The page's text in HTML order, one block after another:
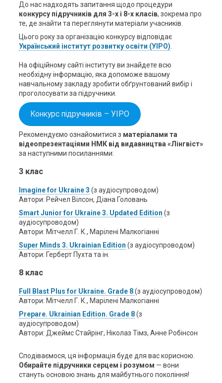
До нас надходять запитання щодо процедури
конкурсу підручників для 3-х і 8-х класів, зокрема про
те, де знайти та переглянути матеріали учасників.
Цього року за організацію конкурсу відповідає
Український інститут розвитку освіти (УІРО)
На офіційному сайті інституту ви знайдете всю
необхідну інформацію, яка допоможе вашому
навчальному закладу зробити обґрунтований вибір і
проголосувати за підручники.
Конкурс підручників – УІРО
Рекомендуємо ознайомитися з матеріалами та
відеопрезентаціями НМК від видавництва «Лінгвіст»
за наступними посиланнями:
3 клас
Imagine for Ukraine 3 (з аудіосупроводом)
Автори: Рейчел Вілсон, Діана Головань
Smart Junior for Ukraine 3. Updated Edition (з
аудіосупроводом)
Автори: Мітчелл Г. К., Марілені Малкогіанні
Super Minds 3. Ukrainian Edition (з аудіосупроводом)
Автори: Герберт Пухта та ін.
8 клас
Full Blast Plus for Ukraine. Grade 8(з аудіосупроводом)
Автори: Мітчелл Г. К., Марілені Малкогіанні
Prepare. Ukrainian Edition. Grade 8(з
аудіосупроводом)
Автори: Джеймс Стайрінг, Ніколаз Тімз, Анне Робінсон
Сподіваємося, ця інформація буде для вас корисною.
Обирайте підручники серцем і розумом — вони
стануть основою знань для майбутнього покоління!